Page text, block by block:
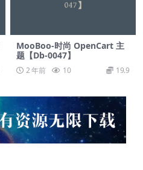
MooBoo-时尚 OpenCart 主
题【Db-0047】
2 年前 10 19.9